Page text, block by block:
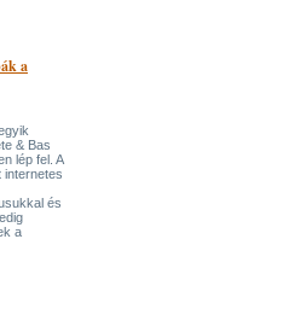
a
& Bas
lép fel. A
internetes
és
a